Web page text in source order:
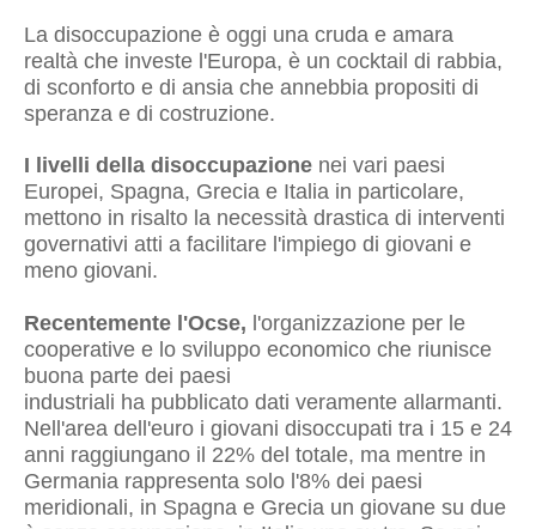
La disoccupazione è oggi una cruda e amara
realtà che investe l'Europa, è un cocktail di rabbia,
di sconforto e di ansia che annebbia propositi di
speranza e di costruzione.
I livelli della disoccupazione nei vari paesi
Europei, Spagna, Grecia e Italia in particolare,
mettono in risalto la necessità drastica di interventi
governativi atti a facilitare l'impiego di giovani e
meno giovani.
Recentemente l'Ocse, l'organizzazione per le
cooperative e lo sviluppo economico che riunisce
buona parte dei paesi
industriali ha pubblicato dati veramente allarmanti.
Nell'area dell'euro i giovani disoccupati tra i 15 e 24
anni raggiungano il 22% del totale, ma mentre in
Germania rappresenta solo l'8% dei paesi
meridionali, in Spagna e Grecia un giovane su due